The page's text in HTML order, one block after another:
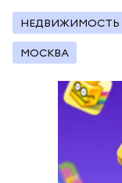
НЕДВИЖИМОСТЬ
МОСКВА
Большой